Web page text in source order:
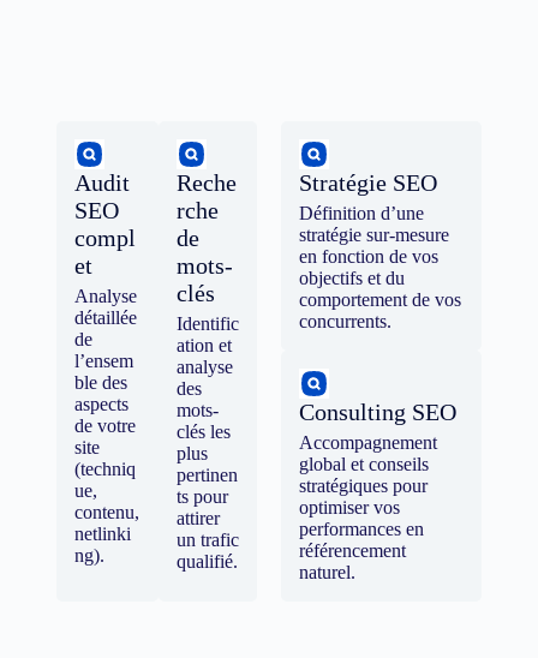
Audit
SEO
compl
et
Analyse
détaillée
de
l’ensem
ble des
aspects
de votre
site
(techniq
ue,
contenu,
netlinki
ng).
Reche
rche
de
mots-
clés
Identific
ation et
analyse
des
mots-
clés les
plus
pertinen
ts pour
attirer
un trafic
qualifié.
Stratégie SEO
Définition d’une
stratégie sur-mesure
en fonction de vos
objectifs et du
comportement de vos
concurrents.
Consulting SEO
Accompagnement
global et conseils
stratégiques pour
optimiser vos
performances en
référencement
naturel.